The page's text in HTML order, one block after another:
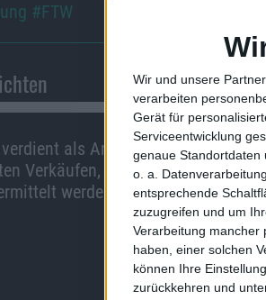
Wir und unsere
verarbeiten
Gerät für
Serviceentwicklung
genaue Standortdaten
o. a.
entsprechende
zuzugreifen und um
Verarbeitung mancher
haben, einer solchen
können Ihre
zurückkehren und
#FTW
als Amazon-Partner an
Verkäufen, die über diese
werden.